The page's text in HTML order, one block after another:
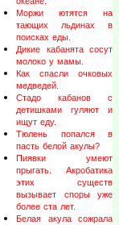
Моржи ютятся на
тающих льдинах в
поисках еды.
Дикие кабанята сосут
молоко у мамы.
Как спасли очковых
медведей.
Стадо кабанов с
детишками гуляют и
ищут еду.
Тюлень попался в
пасть белой акулы?
Пиявки умеют
прыгать. Акробатика
этих существ
вызывает споры уже
более ста лет.
Белая акула сожрала